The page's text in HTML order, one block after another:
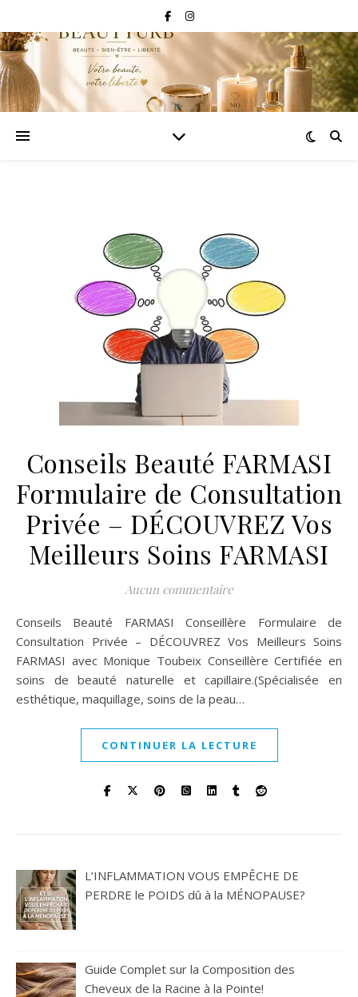
Conseils Beauté FARMASI
Formulaire de Consultation
Privée – DÉCOUVREZ Vos
Meilleurs Soins FARMASI
Aucun commentaire
Conseils Beauté FARMASI Conseillère Formulaire de
Consultation Privée – DÉCOUVREZ Vos Meilleurs Soins
FARMASI avec Monique Toubeix Conseillère Certifiée en
soins de beauté naturelle et capillaire.(Spécialisée en
esthétique, maquillage, soins de la peau…
CONTINUER LA LECTURE
L’INFLAMMATION VOUS EMPÊCHE DE
PERDRE le POIDS dû à la MÉNOPAUSE?
Guide Complet sur la Composition des
Cheveux de la Racine à la Pointe!